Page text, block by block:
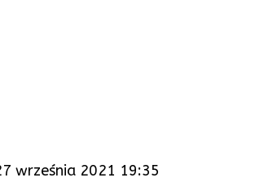
września 2021 19:35